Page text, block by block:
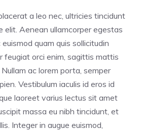
a leo nec, ultricies tincidunt
elit. Aenean ullamcorper egestas
quam quis sollicitudin
feugiat orci enim, sagittis mattis
ac lorem porta, semper
Vestibulum iaculis id eros id
laoreet varius lectus sit amet
massa eu nibh tincidunt, et
Integer in augue euismod,